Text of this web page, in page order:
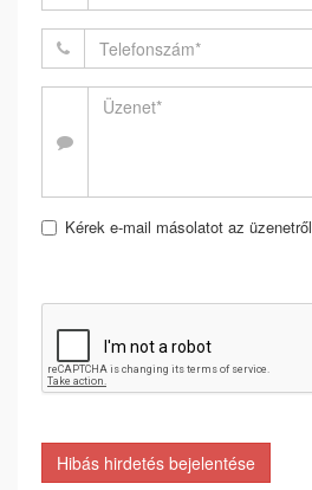
Kérek e-mail másolatot az üzenetről
Hibás hirdetés bejelentése